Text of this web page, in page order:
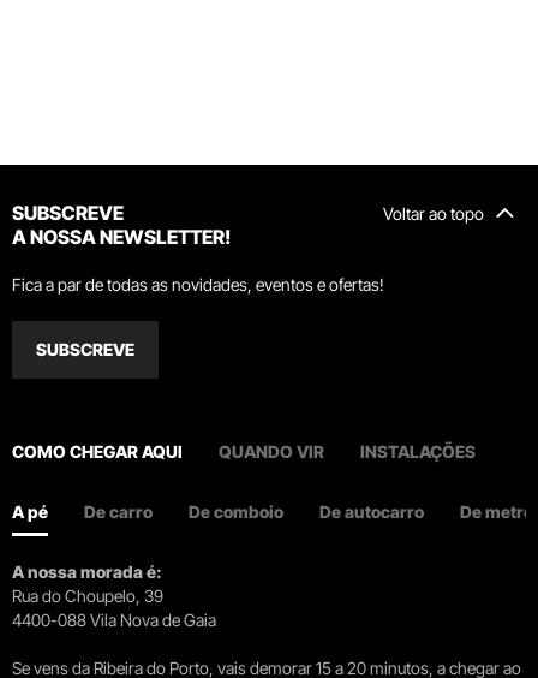
Voltar ao topo
SUBSCREVE
A NOSSA NEWSLETTER!
Fica a par de todas as novidades, eventos e ofertas!
SUBSCREVE
COMO CHEGAR AQUI QUANDO VIR INSTALAÇÕES
A pé De carro De comboio De autocarro De metro
A nossa morada é:
Rua do Choupelo, 39
4400-088 Vila Nova de Gaia
Se vens da Ribeira do Porto, vais demorar 15 a 20 minutos, a chegar ao